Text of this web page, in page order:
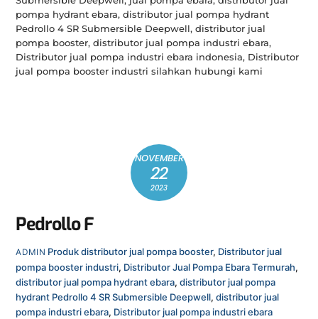
pompa hydrant ebara, distributor jual pompa hydrant
Pedrollo 4 SR Submersible Deepwell, distributor jual
pompa booster, distributor jual pompa industri ebara,
Distributor jual pompa industri ebara indonesia, Distributor
jual pompa booster industri silahkan hubungi kami
NOVEMBER
22
2023
Pedrollo F
ADMIN Produk distributor jual pompa booster, Distributor jual
pompa booster industri, Distributor Jual Pompa Ebara Termurah,
distributor jual pompa hydrant ebara,distributor jual pompa
hydrant Pedrollo 4 SR Submersible Deepwell,distributor jual
pompa industri ebara, Distributor jual pompa industri ebara